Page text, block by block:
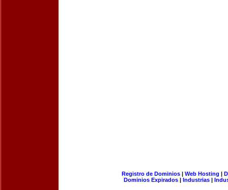
Registro de Dominios| Web Hosting |
Dominios Expirados | Industrias |